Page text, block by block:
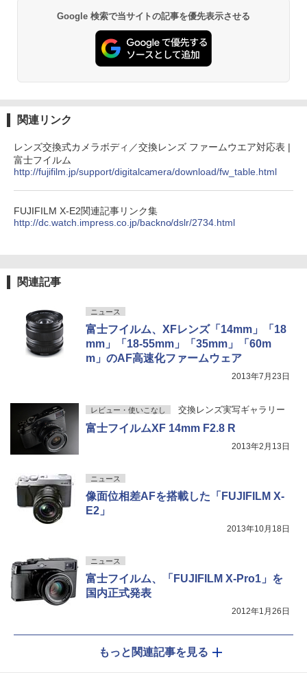
Google 検索で当サイトの記事を優先表示させる
関連リンク
レンズ交換式カメラボディ／交換レンズ ファームウエア対応表 |
富士フイルム
http://fujifilm.jp/support/digitalcamera/download/fw_table.html
FUJIFILM X-E2関連記事リンク集
http://dc.watch.impress.co.jp/backno/dslr/2734.html
関連記事
ニュース
富士フイルム、XFレンズ「14mm」「18
mm」「18-55mm」「35mm」「60m
m」のAF高速化ファームウェア
2013年7月23日
レビュー・使いこなし 交換レンズ実写ギャラリー
富士フイルムXF 14mm F2.8 R
2013年2月13日
ニュース
像面位相差AFを搭載した「FUJIFILM X-
E2」
2013年10月18日
ニュース
富士フイルム、「FUJIFILM X-Pro1」を
国内正式発表
2012年1月26日
もっと関連記事を見る